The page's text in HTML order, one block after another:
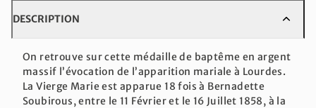
DESCRIPTION
On retrouve sur cette médaille de baptême en argent
massif l’évocation de l’apparition mariale à Lourdes.
La Vierge Marie est apparue 18 fois à Bernadette
Soubirous, entre le 11 Février et le 16 Juillet 1858, à la